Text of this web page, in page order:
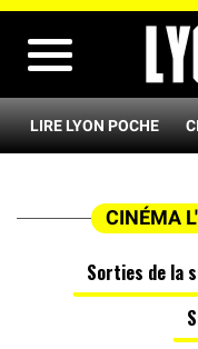
LIRE LYON POCHE
CINÉMA
Sorties de la